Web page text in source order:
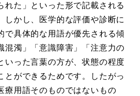
れた」といった形で記載される
しかし、医学的な評価や診断に
で具体的な用語が優先される傾
混濁」「意識障害」「注意力の
いった言葉の方が、状態の程度
とができるためです。したがっ
療用語そのものではないもの